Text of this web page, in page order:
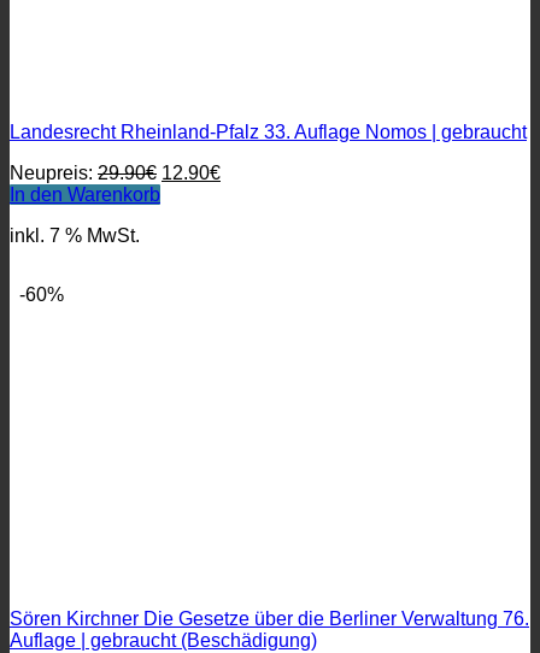
Landesrecht Rheinland-Pfalz 33. Auflage Nomos | gebraucht
Neupreis: 29.90€ Ursprünglicher
12.90€Aktueller
In den Warenkorb
inkl. 7 % MwSt.
-60%
Sören Kirchner Die Gesetze über die Berliner Verwaltung 76.
Auflage | gebraucht (Beschädigung)